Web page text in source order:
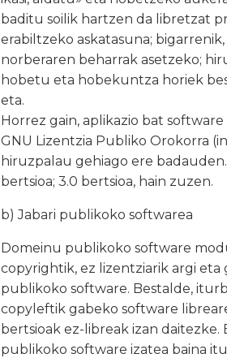
baditu soilik hartzen da libretzat
erabiltzeko askatasuna;
norberaren beharrak asetzeko;
hobetu eta hobekuntza horiek
eta.
Horrez gain, aplikazio bat
GNU Lizentzia Publiko Orokorra
hiruzpalau gehiago ere
bertsioa; 3.0 bertsioa, hain zuzen.
b) Jabari publikoko softwarea
Domeinu publikoko software
copyrightik, ez lizentziarik argi eta
publikoko software. Bestalde,
copyleftik gabeko software
bertsioak ez-libreak izan
publikoko software izatea baina